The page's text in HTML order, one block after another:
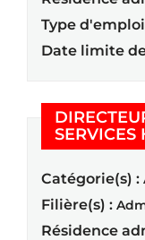
Type
Date limite
SERVICES
Catégorie(s) :
Filière(s) :
Résidence